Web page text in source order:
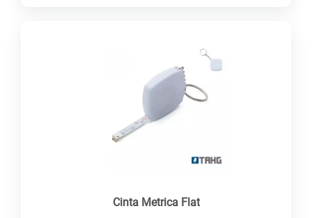
Cinta Metrica Flat